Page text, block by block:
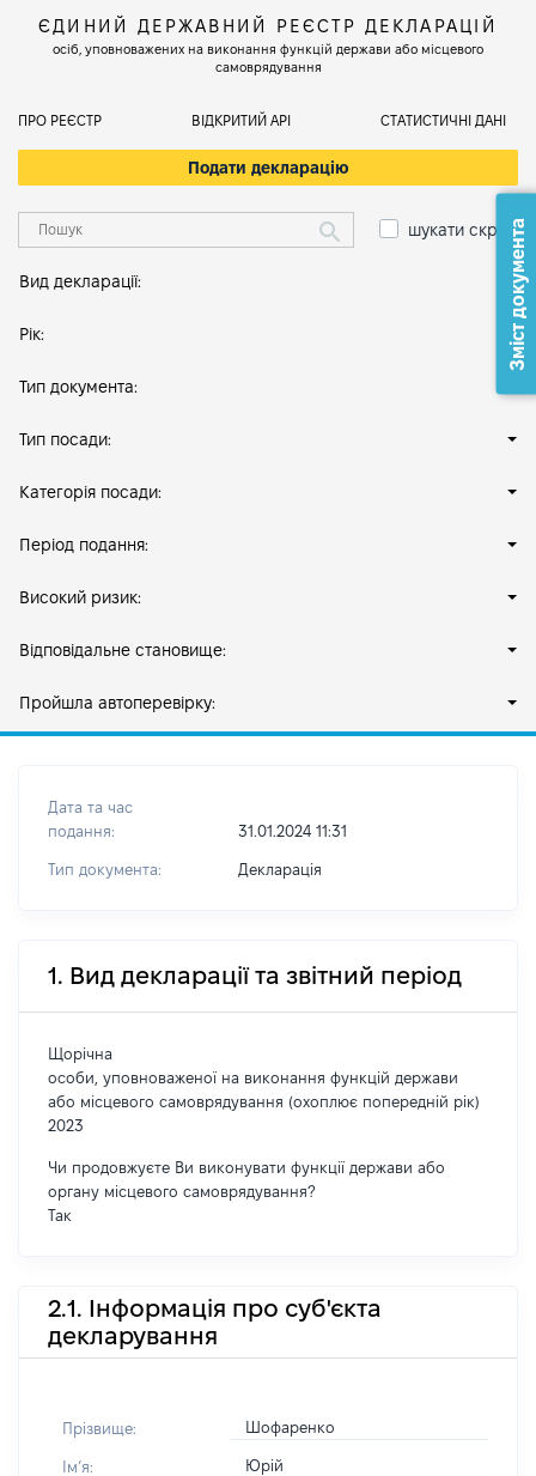
ЄДИНИЙ ДЕРЖАВНИЙ РЕЄСТР ДЕКЛАРАЦІЙ
осіб, уповноважених на виконання функцій держави або місцевого
самоврядування
ПРО РЕЄСТР ВІДКРИТИЙ АРІ СТАТИСТИЧНІ ДАНІ
Подати декларацію
шукати скрізь
Вид декларації:
Рік:
Тип документа:
Тип посади:
Категорія посади:
Період подання:
Високий ризик:
Відповідальне становище:
Пройшла автоперевірку:
Дата та час
подання:
31.01.2024 11:31
Тип документа: Декларація
1. Вид декларації та звітний період
Щорічна
особи, уповноваженої на виконання функцій держави
або місцевого самоврядування (охоплює попередній рік)
2023
Чи продовжуєте Ви виконувати функції держави або
органу місцевого самоврядування?
Так
2.1. Інформація про суб'єкта
декларування
Прізвище: Шофаренко
Імʼя: Юрій
Зміст документа